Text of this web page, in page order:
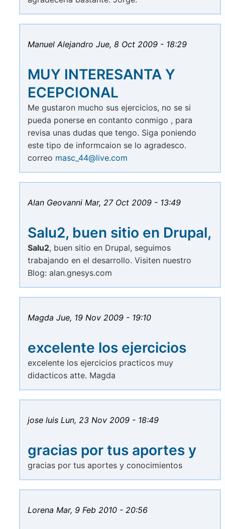
Manuel Alejandro Jue, 8 Oct 2009 - 18:29
MUY INTERESANTA Y
ECEPCIONAL
Me gustaron mucho sus ejercicios, no se si
pueda ponerse en contanto conmigo , para
revisa unas dudas que tengo. Siga poniendo
este tipo de informcaion se lo agradesco.
correo masc_44@live.com
Alan Geovanni Mar, 27 Oct 2009 - 13:49
Salu2, buen sitio en Drupal,
Salu2, buen sitio en Drupal, seguimos
trabajando en el desarrollo. Visiten nuestro
Blog: alan.gnesys.com
Magda Jue, 19 Nov 2009 - 19:10
excelente los ejercicios
excelente los ejercicios practicos muy
didacticos atte. Magda
jose luis Lun, 23 Nov 2009 - 18:49
gracias por tus aportes y
gracias por tus aportes y conocimientos
Lorena Mar, 9 Feb 2010 - 20:56